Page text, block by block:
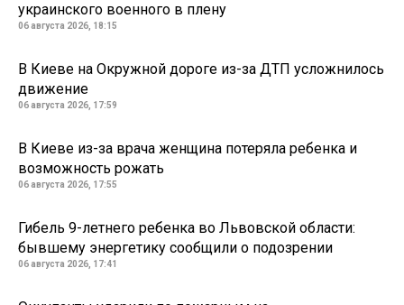
украинского военного в плену
06 августа 2026, 18:15
В Киеве на Окружной дороге из-за ДТП усложнилось
движение
06 августа 2026, 17:59
В Киеве из-за врача женщина потеряла ребенка и
возможность рожать
06 августа 2026, 17:55
Гибель 9-летнего ребенка во Львовской области:
бывшему энергетику сообщили о подозрении
06 августа 2026, 17:41